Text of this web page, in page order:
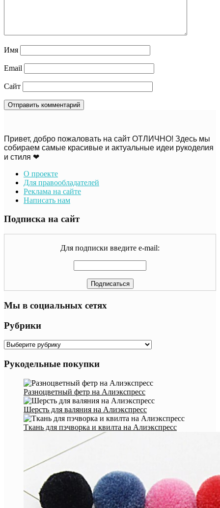
Имя
Email
Сайт
Привет, добро пожаловать на сайт ОТЛИЧНО! Здесь мы
собираем самые красивые и актуальные идеи рукоделия
и стиля ❤
О проекте
Для правообладателей
Реклама на сайте
Написать нам
Подписка на сайт
Для подписки введите e-mail:
Мы в социальных сетях
Рубрики
Рубрики
Рукодельные покупки
Разноцветный фетр на Алиэкспресс
Шерсть для валяния на Алиэкспресс
Ткань для пэчворка и квилта на Алиэкспресс